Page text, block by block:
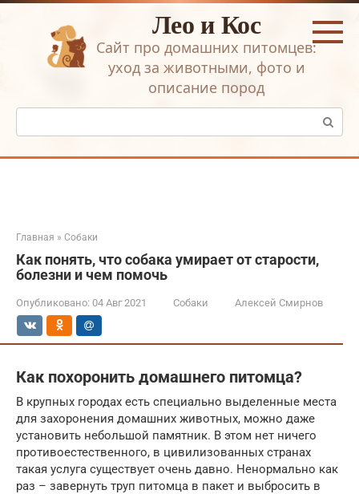
Перейти
Лео и Кос
Сайт про домашних питомцев:
уход за животными, фото и
описание пород
Поиск:
Главная » Собаки
Как понять, что собака умирает от старости,
болезни и чем помочь
Опубликовано: 04 Авг 2021 Собаки Алексей Смирнов
Как похоронить домашнего питомца?
В крупных городах есть специально выделенные места
для захоронения домашних животных, можно даже
установить небольшой памятник. В этом нет ничего
противоестественного, в цивилизованных странах
такая услуга существует очень давно. Ненормально как
раз – завернуть труп питомца в пакет и выбросить в